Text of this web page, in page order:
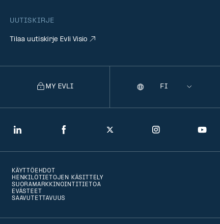
UUTISKIRJE
Tilaa uutiskirje Evli Visio
LinkedIn Facebook Twitter Instagram
MY EVLI
Selecting
the
Kieli
KÄYTTÖEHDOT
HENKILÖTIETOJEN KÄSITTELY
SUORAMARKKINOINTITIETOA
EVÄSTEET
SAAVUTETTAVUUS